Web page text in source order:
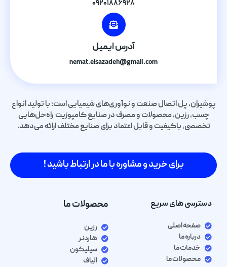
۰۹۲۰۱۸۸۶۹۲۸
آدرس ایمیل
nemat.eisazadeh@gmail.com
پوشیران، پل اتصال صنعت و نوآوری‌های شیمیایی است؛ با تولید انواع
چسب، رزین، محصولات و مصرف در صنایع کامپوزیت راه‌حل‌هایی
تخصصی، باکیفیت و قابل اعتماد برای صنایع مختلف ارائه می‌دهد.
برای خرید و مشاوره با ما در ارتباط باشید !
دسترسی های سریع
صفحه اصلی
درباره ما
خدمات ما
محصولات ما
محصولات ما
رزین
هاردنر
سیلیکون
الیاف